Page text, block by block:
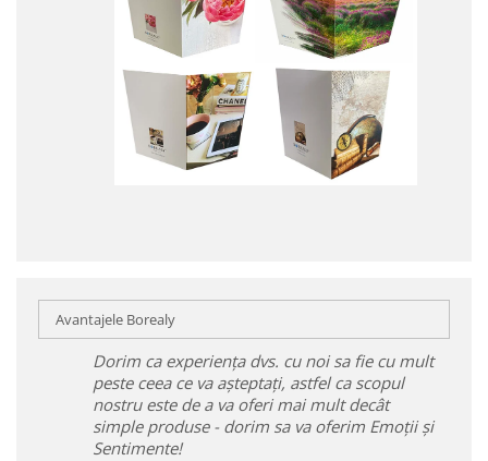
Avantajele Borealy
Dorim ca experiența dvs. cu noi sa fie cu mult
peste ceea ce va așteptați, astfel ca scopul
nostru este de a va oferi mai mult decât
simple produse - dorim sa va oferim Emoții și
Sentimente!